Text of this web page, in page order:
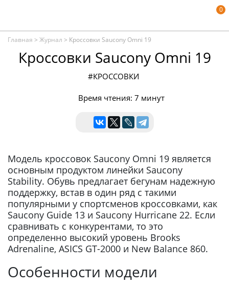
0
Главная > Журнал > Кроссовки Saucony Omni 19
Кроссовки Saucony Omni 19
#КРОССОВКИ
Время чтения: 7 минут
Модель кроссовок Saucony Omni 19 является
основным продуктом линейки Saucony
Stability. Обувь предлагает бегунам надежную
поддержку, встав в один ряд с такими
популярными у спортсменов кроссовками, как
Saucony Guide 13 и Saucony Hurricane 22. Если
сравнивать с конкурентами, то это
определенно высокий уровень Brooks
Adrenaline, ASICS GT-2000 и New Balance 860.
Особенности модели